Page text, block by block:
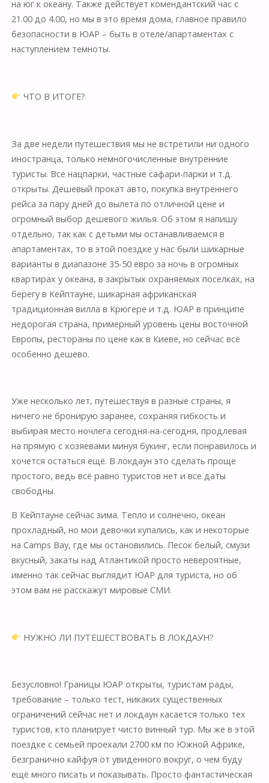
на юг к океану. Также действует комендантский час с
21.00 до 4.00, но мы в это время дома, главное правило
безопасности в ЮАР – быть в отеле/апартаментах с
наступлением темноты.
ЧТО В ИТОГЕ?
За две недели путешествия мы не встретили ни одного
иностранца, только немногочисленные внутренние
туристы. Все нацпарки, частные сафари-парки и т.д.
открыты. Дешевый прокат авто, покупка внутреннего
рейса за пару дней до вылета по отличной цене и
огромный выбор дешевого жилья. Об этом я напишу
отдельно, так как с детьми мы останавливаемся в
апартаментах, то в этой поездке у нас были шикарные
варианты в диапазоне 35-50 евро за ночь в огромных
квартирах у океана, в закрытых охраняемых поселках, на
берегу в Кейптауне, шикарная африканская
традиционная вилла в Крюгере и т.д. ЮАР в принципе
недорогая страна, примерный уровень цены восточной
Европы, рестораны по цене как в Киеве, но сейчас всё
особенно дешево.
Уже несколько лет, путешествуя в разные страны, я
ничего не бронирую заранее, сохраняя гибкость и
выбирая место ночлега сегодня-на-сегодня, продлевая
на прямую с хозяевами минуя букинг, если понравилось и
хочется остаться ещё. В локдаун это сделать проще
простого, ведь всё равно туристов нет и все даты
свободны.
В Кейптауне сейчас зима. Тепло и солнечно, океан
прохладный, но мои девочки купались, как и некоторые
на Camps Bay, где мы остановились. Песок белый, смузи
вкусный, закаты над Атлантикой просто невероятные,
именно так сейчас выглядит ЮАР для туриста, но об
этом вам не расскажут мировые СМИ.
НУЖНО ЛИ ПУТЕШЕСТВОВАТЬ В ЛОКДАУН?
Безусловно! Границы ЮАР открыты, туристам рады,
требование – только тест, никаких существенных
ограничений сейчас нет и локдаун касается только тех
туристов, кто планирует чисто винный тур. Мы же в этой
поездке с семьей проехали 2700 км по Южной Африке,
безгранично кайфуя от увиденного вокруг, о чем буду
ещё много писать и показывать. Просто фантастическая